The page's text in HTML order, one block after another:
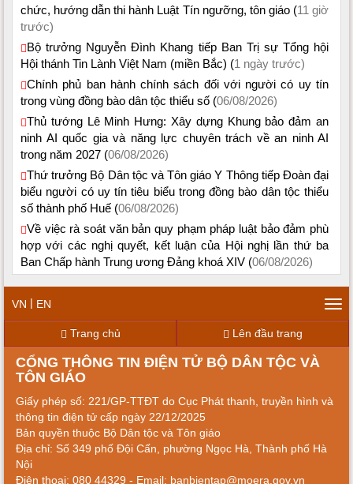
chức, hướng dẫn thi hành Luật Tín ngưỡng, tôn giáo (11 giờ
trước)
Bộ trưởng Nguyễn Đình Khang tiếp Ban Trị sự Tổng hội
Hội thánh Tin Lành Việt Nam (miền Bắc) (1 ngày trước)
Chính phủ ban hành chính sách đối với người có uy tín
trong vùng đồng bào dân tộc thiểu số (06/08/2026)
Thủ tướng Lê Minh Hưng: Xây dựng Khung bảo đảm an
ninh AI quốc gia và năng lực chuyên trách về an ninh AI
trong năm 2027 (06/08/2026)
Thứ trưởng Bộ Dân tộc và Tôn giáo Y Thông tiếp Đoàn đại
biểu người có uy tín tiêu biểu trong đồng bào dân tộc thiểu
số thành phố Huế (06/08/2026)
Về việc rà soát văn bản quy phạm pháp luật bảo đảm phù
hợp với các nghị quyết, kết luận của Hội nghị lần thứ ba
Ban Chấp hành Trung ương Đảng khoá XIV (06/08/2026)
VN | EN
Trang chủ
Lên đầu trang
CỔNG THÔNG TIN ĐIỆN TỬ BỘ DÂN TỘC VÀ
TÔN GIÁO
Giấy phép số: 221/GP-TTĐT do Cục Phát thanh, truyền hình và
thông tin điện tử cấp ngày 22/12/2025
Bản quyền thuộc Bộ Dân tộc và Tôn giáo
Địa chỉ: Số 349 phố Đội Cấn, phường Ngọc Hà, Thành phố Hà
Nội
Điện thoại: 080 44329 - Email: banbientap@moera.gov.vn